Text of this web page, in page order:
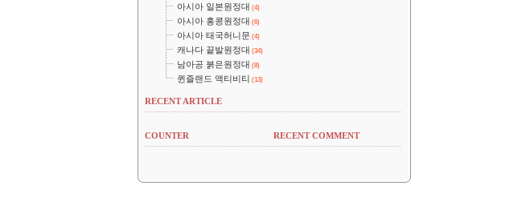
아시아 일본원정대 (4)
아시아 홍콩원정대 (6)
아시아 태국허니문 (4)
캐나다 끝발원정대 (34)
남아공 붉은원정대 (8)
퀸즐랜드 액티비티 (13)
RECENT ARTICLE
COUNTER RECENT COMMENT